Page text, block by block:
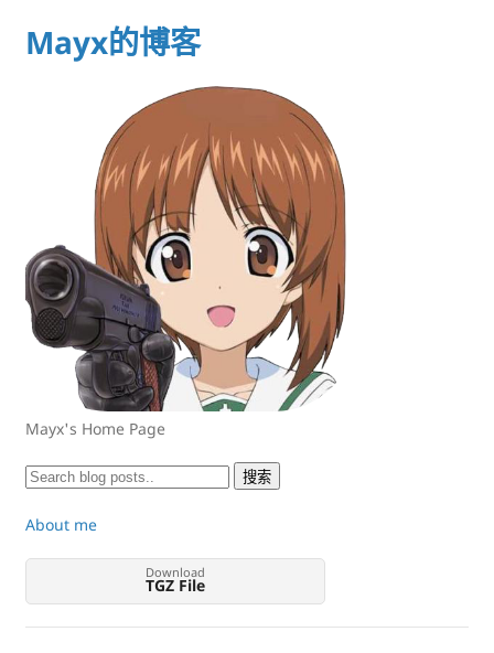
Mayx的博客
Mayx's Home Page
About me
Download
TGZ File